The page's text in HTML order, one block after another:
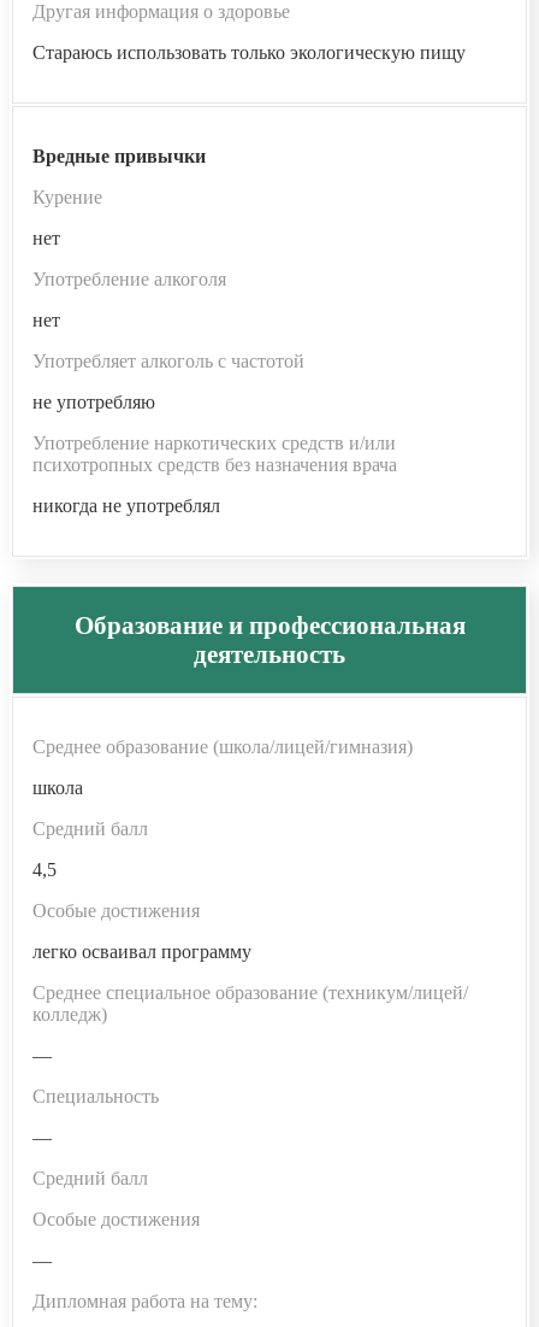
Другая информация о здоровье
Стараюсь использовать только экологическую пищу
Вредные привычки
Курение
нет
Употребление алкоголя
нет
Употребляет алкоголь с частотой
не употребляю
Употребление наркотических средств и/или
психотропных средств без назначения врача
никогда не употреблял
Образование и профессиональная
деятельность
Среднее образование (школа/лицей/гимназия)
школа
Средний балл
4,5
Особые достижения
легко осваивал программу
Среднее специальное образование (техникум/лицей/
колледж)
—
Специальность
—
Средний балл
Особые достижения
—
Дипломная работа на тему: